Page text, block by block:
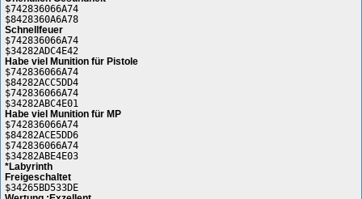
$742836066A74
$8428360A6A78
Schnellfeuer
$742836066A74
$34282ADC4E42
Habe viel Munition für Pistole
$742836066A74
$84282ACC5DD4
$742836066A74
$34282ABC4E01
Habe viel Munition für MP
$742836066A74
$84282ACE5DD6
$742836066A74
$34282ABE4E03
*Labyrinth
Freigeschaltet
$34265BD533DE